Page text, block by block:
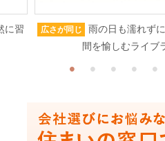
に習 広さが同じ
雨の日も濡れず
間を愉しむライブ